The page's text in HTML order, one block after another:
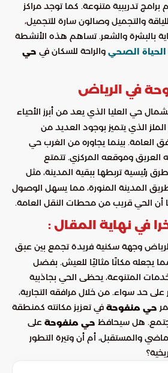
تدريبية متنوعة. كما توجد مراكز
والتجميل وصالون سارة للتجميل،
بالبشرة والشعر. تساهم هذه الأنشطة
الصحي والراحة للسكان في حي
في الرياض
حي العليا الذي يعد من أبرز الأحياء
الذي يتميز بوجود العديد من
العامة. بينما يجاوره من الغرب حي
العريق وموقعه المركزي. تتمتع
رئيسية تربطها ببقية المدينة، مثل
المدينة المنورة، مما يسهل الوصول
أن الحي قريب من محطات النقل العامة.
في نهاية المقال :
وجهة سكنية فريدة تجمع بين عبق
يجعله مكانًا مثاليًا للعيش. بفضل
المتنوعة، يحظى الحي بجاذبية
على حد سواء. من خلال مرافقه التجارية،
حي منفوحة في تعزيز مكانته كمنطقة
هل سيحافظ حي منفوحة على
والمستقبل، أم أن وتيرة التطور